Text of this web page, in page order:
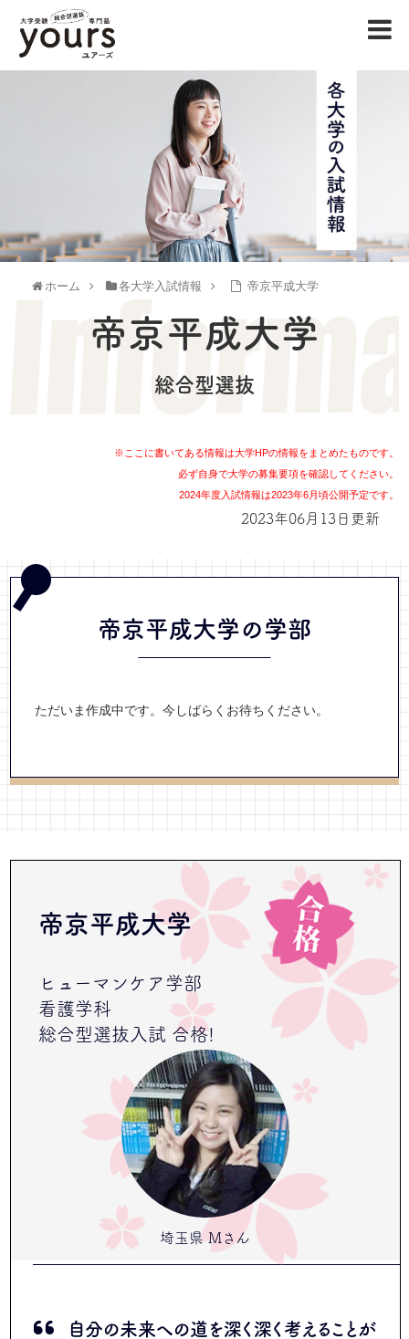
ホーム 各大学入試情報 帝京平成大学
帝京平成大学
総合型選抜
※ここに書いてある情報は大学HPの情報をまとめたものです。
必ず自身で大学の募集要項を確認してください。
2024年度入試情報は2023年6月頃公開予定です。
2023年06月13日更新
帝京平成大学の学部
ただいま作成中です。今しばらくお待ちください。
帝京平成大学
ヒューマンケア学部
看護学科
総合型選抜入試 合格!
埼玉県 Mさん
自分の未来への道を深く深く考えることが